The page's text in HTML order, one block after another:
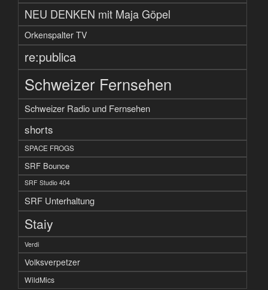
NEU DENKEN mit Maja Göpel
Orkenspalter TV
re:publica
Schweizer Fernsehen
Schweizer Radio und Fernsehen
shorts
SPACE FROGS
SRF Bounce
SRF Studio 404
SRF Unterhaltung
Staiy
Verdi
Volksverpetzer
WildMics